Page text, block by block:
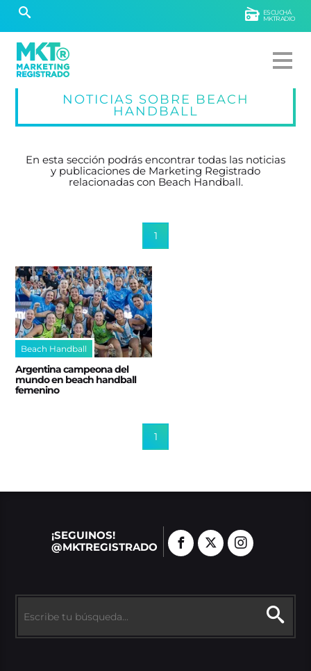
ESCUCHÁ
MKTRADIO
NOTICIAS SOBRE BEACH
HANDBALL
En esta sección podrás encontrar todas las noticias
y publicaciones de Marketing Registrado
relacionadas con Beach Handball.
1
Beach Handball
Argentina campeona del
mundo en beach handball
femenino
1
¡SEGUINOS!
@MKTREGISTRADO